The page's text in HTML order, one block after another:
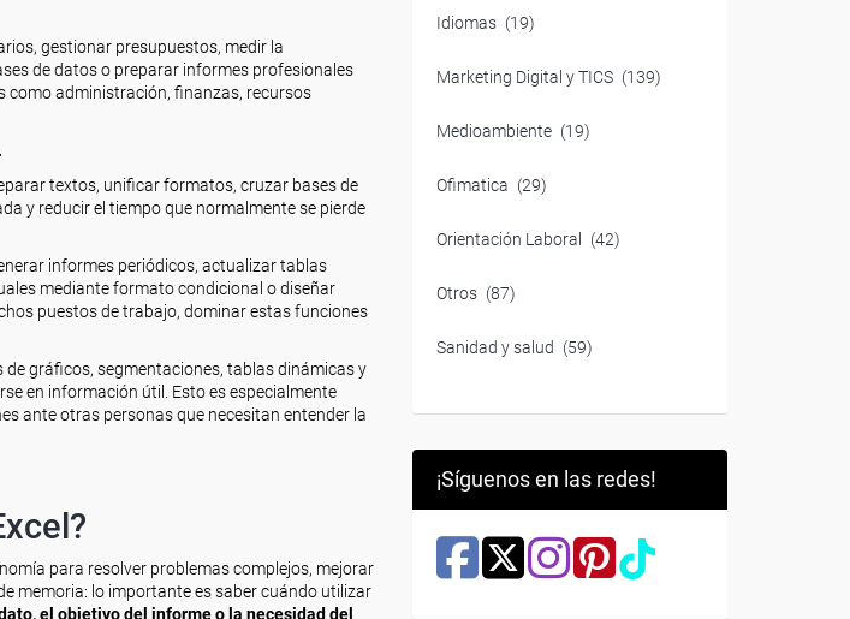
gestionar presupuestos, medir la
de datos o preparar informes profesionales
como administración, finanzas, recursos
textos, unificar formatos, cruzar bases de
y reducir el tiempo que normalmente se pierde
informes periódicos, actualizar tablas
mediante formato condicional o diseñar
puestos de trabajo, dominar estas funciones
gráficos, segmentaciones, tablas dinámicas y
en información útil. Esto es especialmente
ante otras personas que necesitan entender la
para resolver problemas complejos, mejorar
memoria: lo importante es saber cuándo utilizar
el objetivo del informe o la necesidad del
Idiomas (19)
Marketing Digital y TICS (139)
Medioambiente (19)
Ofimatica (29)
Orientación Laboral (42)
Otros (87)
Sanidad y salud (59)
¡Síguenos en las redes!